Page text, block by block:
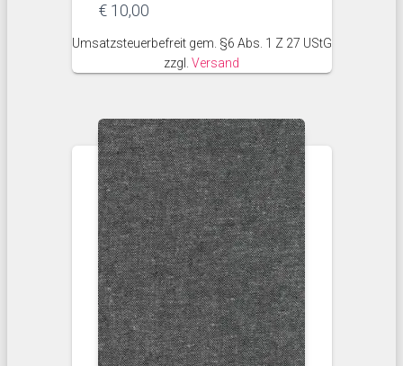
€ 10,00
Umsatzsteuerbefreit gem. §6 Abs. 1 Z 27 UStG
zzgl. Versand